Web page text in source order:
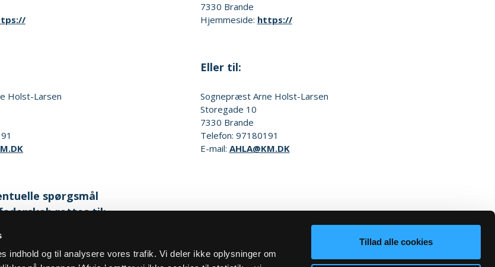
indhold og til analysere vores trafik. Vi deler ikke oplysninger om
Tillad alle cookies
Holst-Larsen
spørgsmål
rettes til:
7330 Brande
Hjemmeside: https://
Eller til:
Sognepræst Arne Holst-Larsen
Storegade 10
7330 Brande
Telefon: 97180191
E-mail: AHLA@KM.DK